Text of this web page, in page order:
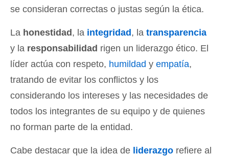
se consideran correctas o justas según la ética.
La honestidad , la integridad , la transparencia
y la responsabilidad rigen un liderazgo ético. El
líder actúa con respeto, humildad y empatía,
tratando de evitar los conflictos y los
considerando los intereses y las necesidades de
todos los integrantes de su equipo y de quienes
no forman parte de la entidad.
Cabe destacar que la idea de liderazgo refiere al